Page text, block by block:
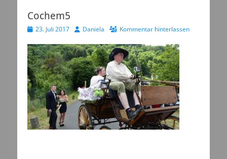
Cochem5
Veröffentlicht
23. Juli 2017 AutorDaniela Kommentar hinterlassen